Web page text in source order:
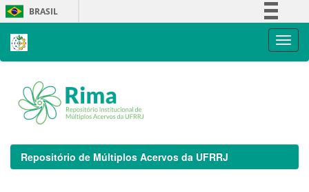
Skip
navigation
BRASIL
Repositório de Múltiplos Acervos da UFRRJ